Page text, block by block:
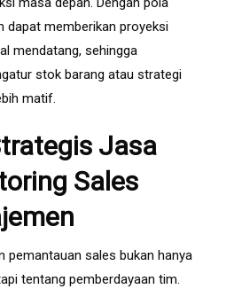
dapat memberikan proyeksi
mendatang, sehingga
stok barang atau strategi
matif.
Jasa
Sales
pemantauan sales bukan hanya
tentang pemberdayaan tim.